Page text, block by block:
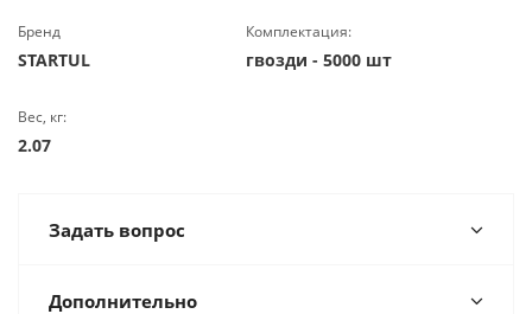
Бренд
STARTUL
Комплектация:
гвозди - 5000 шт
Вес, кг:
2.07
Задать вопрос
Дополнительно